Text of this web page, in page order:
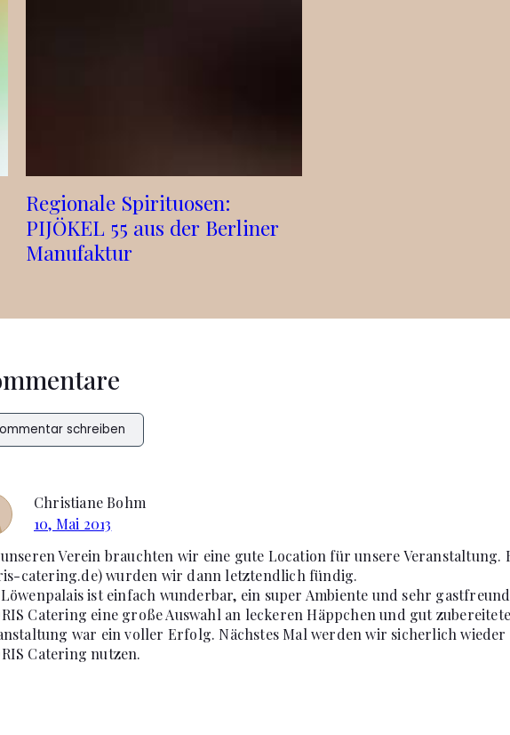
Regionale Spirituosen:
PIJÖKEL 55 aus der Berliner
Manufaktur
schreiben
Christiane Bohm
10, Mai 2013
Verein brauchten wir eine gute Location für unsere Veranstaltung.
catering.de) wurden wir dann letztendlich fündig.
Löwenpalais ist einfach wunderbar, ein super Ambiente und sehr
Catering eine große Auswahl an leckeren Häppchen und gut
war ein voller Erfolg. Nächstes Mal werden wir sicherlich wieder
Catering nutzen.